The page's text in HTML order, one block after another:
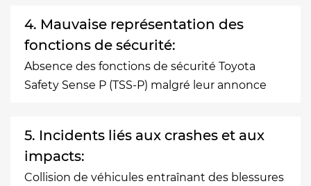
4. Mauvaise représentation des
fonctions de sécurité:
Absence des fonctions de sécurité Toyota
Safety Sense P (TSS-P) malgré leur annonce
5. Incidents liés aux crashes et aux
impacts:
Collision de véhicules entraînant des blessures